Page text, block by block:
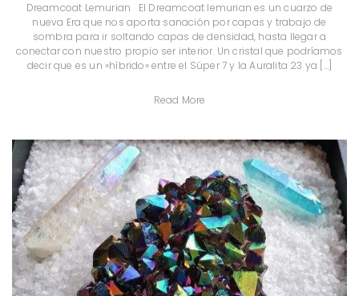
Dreamcoat Lemurian El Dreamcoat lemurian es un cuarzo de
nueva Era que nos aporta sanación por capas y trabajo de
sombra para ir soltando capas de densidad, hasta llegar a
conectar con nuestro propio ser interior. Un cristal que podríamos
decir que es un «híbrido» entre el Súper 7 y la Auralita 23 ya […]
Read More